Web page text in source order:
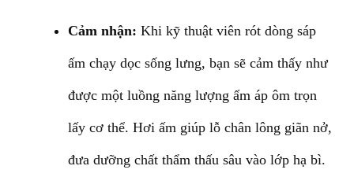
Cảm nhận: Khi kỹ thuật viên rót dòng sáp
ấm chạy dọc sống lưng, bạn sẽ cảm thấy như
được một luồng năng lượng ấm áp ôm trọn
lấy cơ thể. Hơi ấm giúp lỗ chân lông giãn nở,
đưa dưỡng chất thẩm thấu sâu vào lớp hạ bì.